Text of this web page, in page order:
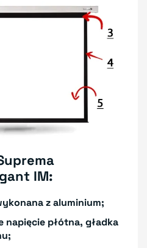
IM:
z aluminium;
napięcie płótna, gładka